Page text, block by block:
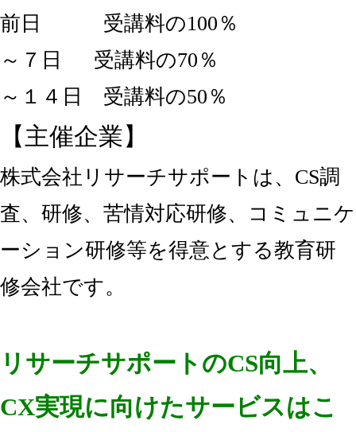
前日 受講料の100％
～７日 受講料の70％
～１４日 受講料の50％
【主催企業】
株式会社リサーチサポートは、CS調
査、研修、苦情対応研修、コミュニケ
ーション研修等を得意とする教育研
修会社です。
リサーチサポートのCS向上、
CX実現に向けたサービスはこ